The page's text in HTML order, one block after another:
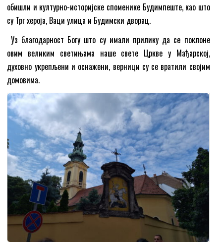
обишли и културно-историјске споменике Будимпеште, као што
су Трг хероја, Ваци улица и Будимски дворац.
Уз благодарност Богу што су имали прилику да се поклоне
овим великим светињама наше свете Цркве у Мађарској,
духовно укрепљени и оснажени, верници су се вратили својим
домовима.